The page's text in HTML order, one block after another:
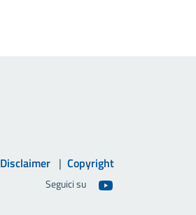
Disclaimer Copyright
Seguici su